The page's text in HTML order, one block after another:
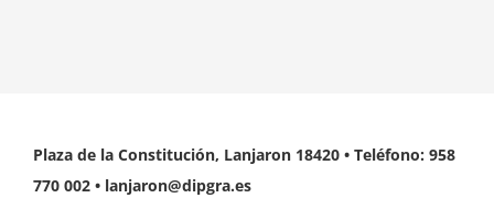
Plaza de la Constitución, Lanjaron 18420 • Teléfono: 958
770 002 • lanjaron@dipgra.es